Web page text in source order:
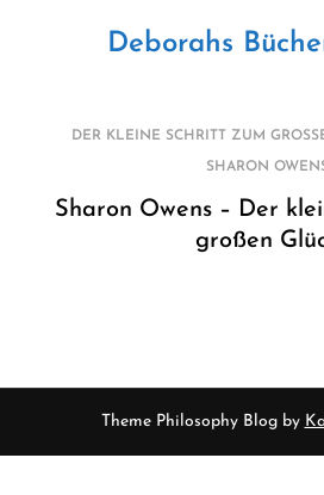
Deborahs
DER KLEINE SCHRITT ZUM
SHARON
Sharon Owens – Der
großen
Theme Philosophy Blog by